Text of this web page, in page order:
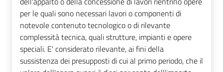
per le quali sono necessari lavori o componenti di
notevole contenuto tecnologico o di rilevante
complessità tecnica, quali strutture, impianti e opere
speciali. E' considerato rilevante, ai fini della
sussistenza dei presupposti di cui al primo periodo, che il